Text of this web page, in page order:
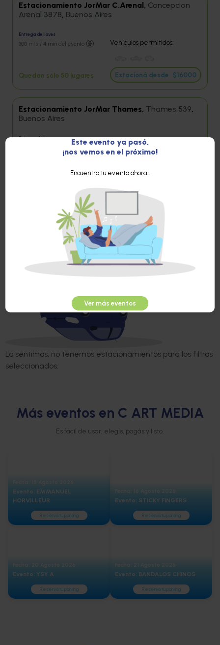
Estacionamiento JorMar C.Arenal, Concepcion
Arenal 3878, Buenos Aires
Entrega de llaves
300 mts / 4 min del evento
Quedan sólo 50 lugares
Vehículos permitidos:
Estacioná desde $16000
Estacionamiento JorMar Thames, Thames 539
Buenos Aires
Entrega de llaves
Vehículos permitidos:
Estacionamiento Parking Camargo 953,
Camargo 953,Buenos Aires
650 mts / 8 min del evento Vehículos permitidos:
Lo sentimos, no tenemos estacionamientos para los filtros
seleccionados.
Este evento ya pasó,
¡nos vemos en el próximo!
Encuentra tu evento ahora...
Ver más eventos
Más eventos en C ART MEDIA
Es fácil de usar, elegís, pagás y listo.
Evento: EMMANUEL
HORVILLEUR
Reservá tu parking
Evento: STICKY FINGERS
Reservá tu parking
Evento: YSY A
Reservá tu parking
Evento: BANDALOS CHINOS
Reservá tu parking